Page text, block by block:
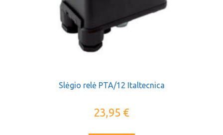
Slėgio relė PTA/12 Italtecnica
23,95 €